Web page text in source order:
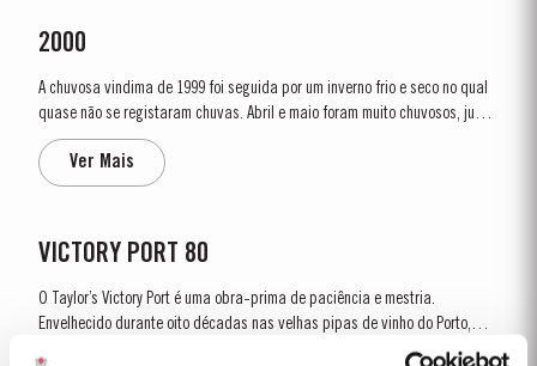
2000
A chuvosa vindima de 1999 foi seguida por um inverno frio e seco no qual
quase não se registaram chuvas. Abril e maio foram muito chuvosos, junho
e julho secos, e a primeira metade de agosto extremamente quente. A
vindima começou a 20 de setembro. Os vinhos resultantes foram muito
encorpados, com intensa cor e aromas muito...
Ver Mais
VICTORY PORT 80
O Taylor’s Victory Port é uma obra-prima de paciência e mestria.
Envelhecido durante oito décadas nas velhas pipas de vinho do Porto,
este maravilhoso Tawny representa o auge do incomparável savoir-faire